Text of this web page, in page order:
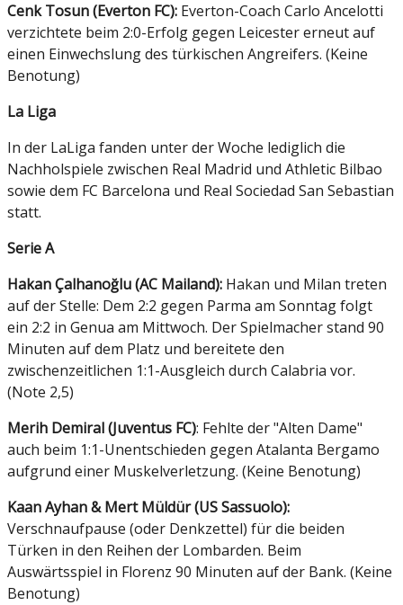
Cenk Tosun (Everton FC): Everton-Coach Carlo Ancelotti
verzichtete beim 2:0-Erfolg gegen Leicester erneut auf
einen Einwechslung des türkischen Angreifers. (Keine
Benotung)
La Liga
In der LaLiga fanden unter der Woche lediglich die
Nachholspiele zwischen Real Madrid und Athletic Bilbao
sowie dem FC Barcelona und Real Sociedad San Sebastian
statt.
Serie A
Hakan Çalhanoğlu (AC Mailand): Hakan und Milan treten
auf der Stelle: Dem 2:2 gegen Parma am Sonntag folgt
ein 2:2 in Genua am Mittwoch. Der Spielmacher stand 90
Minuten auf dem Platz und bereitete den
zwischenzeitlichen 1:1-Ausgleich durch Calabria vor.
(Note 2,5)
Merih Demiral (Juventus FC): Fehlte der "Alten Dame"
auch beim 1:1-Unentschieden gegen Atalanta Bergamo
aufgrund einer Muskelverletzung. (Keine Benotung)
Kaan Ayhan & Mert Müldür (US Sassuolo):
Verschnaufpause (oder Denkzettel) für die beiden
Türken in den Reihen der Lombarden. Beim
Auswärtsspiel in Florenz 90 Minuten auf der Bank. (Keine
Benotung)